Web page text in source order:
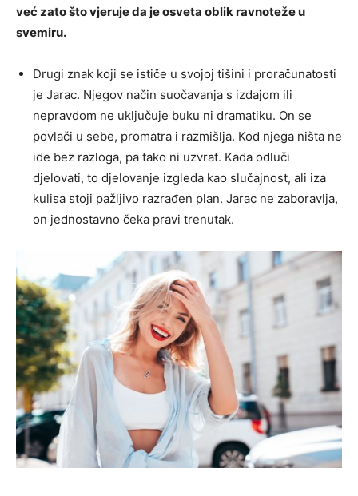
već zato što vjeruje da je osveta oblik ravnoteže u
svemiru.
Drugi znak koji se ističe u svojoj tišini i proračunatosti
je Jarac. Njegov način suočavanja s izdajom ili
nepravdom ne uključuje buku ni dramatiku. On se
povlači u sebe, promatra i razmišlja. Kod njega ništa ne
ide bez razloga, pa tako ni uzvrat. Kada odluči
djelovati, to djelovanje izgleda kao slučajnost, ali iza
kulisa stoji pažljivo razrađen plan. Jarac ne zaboravlja,
on jednostavno čeka pravi trenutak.